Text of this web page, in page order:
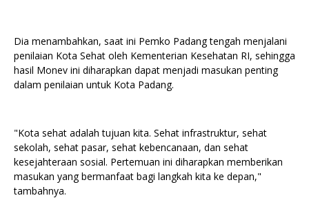
Dia menambahkan, saat ini Pemko Padang tengah menjalani
penilaian Kota Sehat oleh Kementerian Kesehatan RI, sehingga
hasil Monev ini diharapkan dapat menjadi masukan penting
dalam penilaian untuk Kota Padang.
"Kota sehat adalah tujuan kita. Sehat infrastruktur, sehat
sekolah, sehat pasar, sehat kebencanaan, dan sehat
kesejahteraan sosial. Pertemuan ini diharapkan memberikan
masukan yang bermanfaat bagi langkah kita ke depan,"
tambahnya.